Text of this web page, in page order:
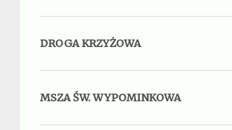
DROGA KRZYŻOWA
MSZA ŚW. WYPOMINKOWA